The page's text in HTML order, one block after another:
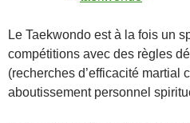
Le Taekwondo est à la fois un
compétitions avec des règles
(recherches d’efficacité martial
aboutissement personnel